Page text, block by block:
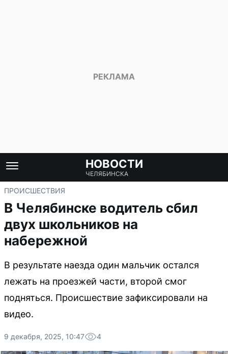
НОВОСТИ
ЧЕЛЯБИНСКА
ПРОИСШЕСТВИЯ
В Челябинске водитель сбил
двух школьников на
набережной
В результате наезда один мальчик остался
лежать на проезжей части, второй смог
подняться. Происшествие зафиксировали на
видео.
9 декабря, 2025, 10:47 4